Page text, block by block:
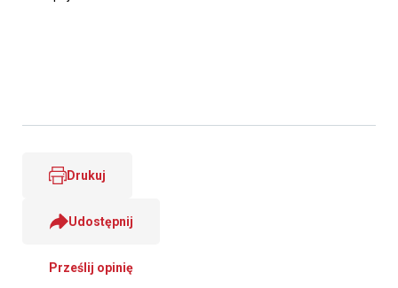
Drukuj
Udostępnij
Prześlij opinię